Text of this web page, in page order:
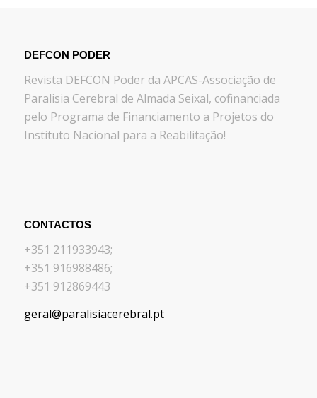
DEFCON PODER
Revista DEFCON Poder da APCAS-Associação de
Paralisia Cerebral de Almada Seixal, cofinanciada
pelo Programa de Financiamento a Projetos do
Instituto Nacional para a Reabilitação!
CONTACTOS
+351 211933943;
+351 916988486;
+351 912869443
geral@paralisiacerebral.pt